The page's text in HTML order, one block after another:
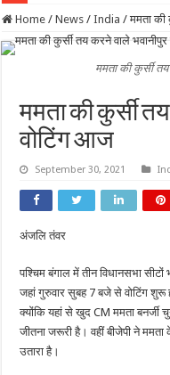
Home / News / India / ममता की
ममता की कुर्सी
ममता की कुर्सी
वोटिंग आज
September 30, 2021
अंजलि तंवर
पश्चिम बंगाल में तीन विधानसभा
जहां गुरुवार सुबह 7 बजे से वोटिंग शुरू
क्योंकि यहां से खुद CM ममता बनर्जी
जीतना जरूरी है। वहीं बीजेपी ने
उतारा है।